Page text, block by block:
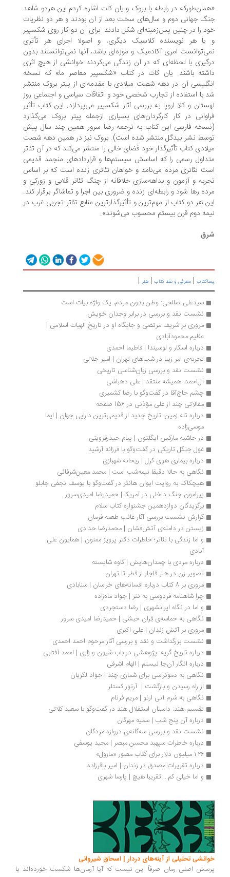
در رابطه با بروک و یان کات اشاره کردم این هر‌دو شاهد
جهانی دوم و سال‌های سخت بعد از آن بودند و هر دو نظریات
را در چنین پس‌زمینه‌ای شکل دادند. برای آن دو کار روی شکسپیر
هر نویسنده کلاسیک دیگری، و اصولا اجرای هر تأتری
امری آکادمیک و موزه‌ای باشد، آنها نمی‌توانستند بدون
با لحظه‌ای که در آن زندگی می‌کردند خوانشی از هیچ اثری
باشند. یان کات در کتاب «شکسپیر معاصر ما» که نسخه
آن در دهه شصت میلادی با مقدمه‌ای از پیتر بروک منتشر
با استفاده از تجارب شخصی خود و اتفاقات سیاسی و اجتماعی روز
و کلا اروپا به بررسی آثار شکسپیر می‌پردازد. این کتاب تأثیر
در کار کارگردان‌های بسیاری ازجمله پیتر بروک می‌گذارد
فارسی این کتاب به ترجمه رضا سرور همین چند سال پیش
نشر بیدگل منتشر شده است). بروک نیز در همین دهه شصت
کتاب تأثیرگذار خود فضای خالی را منتشر می‌کند که در آن تئاتر
رسمی را که اساسش سیستم‌ها و قراردادهای منجمد قدیمی
تئاتری مرده می‌نامد و خواهان تئاتری زنده است که بر اساس
و آزمون و بداهه‌سازی خلاقانه از چنگ تئاتر قلابی و زورکی و
رها شود و رابطه‌ای زنده و ضروری بین اجرا و تماشاگر برقرار کند.
هر دو کتاب از مهم‌ترین و تأثیرگذارترین منابع تئاتر تجربی غرب در
دوم قرن بیستم محسوب می‌شوند».
|معرفی و نقد کتاب|هنر|
سیدعلی صالحی: وطن بدون مردم، یک واژه بیات است
نشست نقد و بررسی در برابر وجدان خویش
مروری بر شریف مرتضی و جایگاه او در تاریخ الهیات اسلامی |
عظیم محمودآبادی
درباره اسکار و لوسیندا | فاطیما احمدی
تجربه‌ی امر زیبا در شب‌های تهران | امیر جلالی
نشست نقد و بررسی زبان‌شناسی تاریخی
آل‌احمد، همیشه منتقد | علی دهباشی
چشم حاج‌آقا در گفت‌وگو با رضا کشمیری
مقالاتی چند از علی مؤذنی در 156 صفحه
درباره تله زمین: تاریخ جدید از قدیمی‌ترین دارایی جهان | ایما
موسی‌زاده
در حاشیه مارکس ایگلتون | پیام حیدرقزوینی
غول جنگل تاریکی در گفت‌وگو با فرزانه آرشید
درباره بیماری هوی کرل | ریحانه شهبازی
نگاهی به حالا دقیقا نیمه‌شب است | محمد معین‌شرفائی
هیچکاک به روایت ایوان هانتر در گفت‌وگو با یوسف نجفی جابلو
پیرامون جنگ داخلی در آمریکا | حمیدرضا امیدی‌سرور
برگزیدگان دوازدهمین جشنواره کتاب سلام
گزارش نشست بررسی آثار غائب طعمه فرمان
زیستن در دامنه‌ی آتش‌فشان | محمدرضا حدادی
و اما زندگی با تئاتر؛ خاطرات دکتر پرویز ممنون | همایون علی
درباره مردی با چمدان‌هایش | کاوه شایسته
تصویر زن در هنر قاجار از قطر تا تهران
مروری بر 8 کتاب درباره افسانه‌های خراسان | سنابادی
چرا شاهنامه فردوسی به نثر | جواد ماه‌زاده
و اما در نگاه ایرانشهری | رضا دستجردی
نگاهی به حماسه‌ی قِران حبشی | حمیدرضا امیدی سرور
مروری بر آتش زندان | علی اكبری
نشست بزرگداشت و نقد و بررسی آثار مرحوم احمد احمدی
درباره تاریخ گریه: پژوهشی در باب شیون و زاری | احمد آفتابی
درباره انگار آن‌جا نیستم | الهام اشرفی
نگاهی به دموکراسی برای شماری چند | جواد لگزیان
از راه رسیدن و بازگشت |  آرتور کستلر
نگاهی به شرم آنی ارنو | مریم فرنام
تقسیم هند: داستان استقلال هند در گفت‌وگو با سعید کلاتی
درباره آن پنج شب | سمیه مهرگان
نشست نقد و بررسی سه‌گانه‌ی دروازه مردگان
درباره خاطرات سپهبد محسن مبصر | مجید یوسفی
درباره تقریرات مصدق در زندان | امیر باقرزاده
و اما خیلی کم... تقریبا هیچ | پارسا شهری
تحلیلی از آینه‌های دردار | اسحاق شیروانی
اصلی رمان صرفاً این نیست که آیا آرمان‌ها شکست خورده‌اند یا